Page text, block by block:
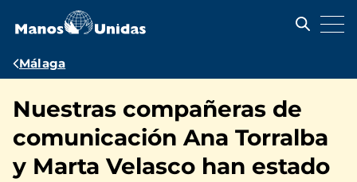
contenido
Ruta
navegación
Málaga
Nuestras compañeras de
comunicación Ana Torralba
y Marta Velasco han estado